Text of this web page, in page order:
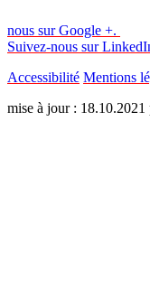
nous sur Google +.
Suivez-nous sur
Accessibilité Mentions
mise à jour :